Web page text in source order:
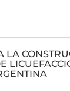
LA